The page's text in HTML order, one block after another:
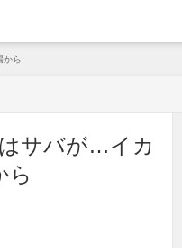
から
サバが…イカ
ら